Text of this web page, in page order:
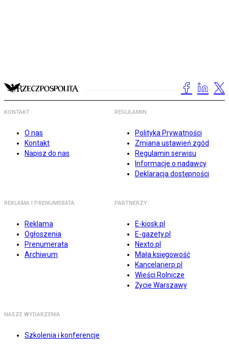
KONTAKT
O nas
Kontakt
Napisz do nas
REGULAMIN
Polityka Prywatności
Zmiana ustawień zgód
Regulamin serwisu
Informacje o nadawcy
Deklaracja dostępności
REKLAMA I PRENUMERATA
Reklama
Ogłoszenia
Prenumerata
Archiwum
PARTNERZY
E-kiosk.pl
E-gazety.pl
Nexto.pl
Mała księgowość
Kancelarierp.pl
Wieści Rolnicze
Życie Warszawy
NASZE WYDARZENIA
Szkolenia i konferencje